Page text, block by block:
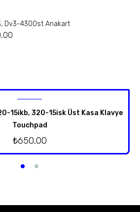
Dv3-4300st Anakart
15ikb, 320-15isk Üst Kasa Klavye
Touchpad
₺650,00